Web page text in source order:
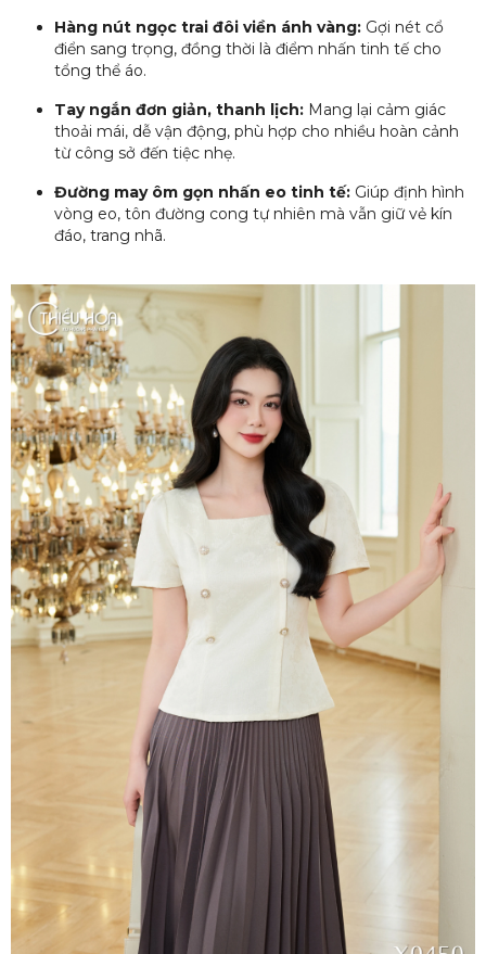
Hàng nút ngọc trai đôi viền ánh vàng: Gợi nét cổ
điển sang trọng, đồng thời là điểm nhấn tinh tế cho
tổng thể áo.
Tay ngắn đơn giản, thanh lịch: Mang lại cảm giác
thoải mái, dễ vận động, phù hợp cho nhiều hoàn cảnh
từ công sở đến tiệc nhẹ.
Đường may ôm gọn nhấn eo tinh tế: Giúp định hình
vòng eo, tôn đường cong tự nhiên mà vẫn giữ vẻ kín
đáo, trang nhã.